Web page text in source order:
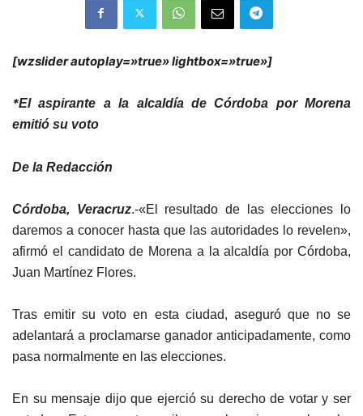
[wzslider autoplay=»true» lightbox=»true»]
*El aspirante a la alcaldía de Córdoba por Morena
emitió su voto
De la Redacción
Córdoba, Veracruz.-«El resultado de las elecciones lo
daremos a conocer hasta que las autoridades lo revelen»,
afirmó el candidato de Morena a la alcaldía por Córdoba,
Juan Martínez Flores.
Tras emitir su voto en esta ciudad, aseguró que no se
adelantará a proclamarse ganador anticipadamente, como
pasa normalmente en las elecciones.
En su mensaje dijo que ejerció su derecho de votar y ser